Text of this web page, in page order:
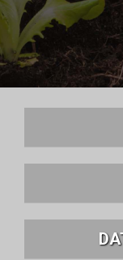
Pistoale cu aer cald
Mașini electrice de
Mixer electric
Polizor de banc
Masini de gaurit
Cosuri Si Pubele